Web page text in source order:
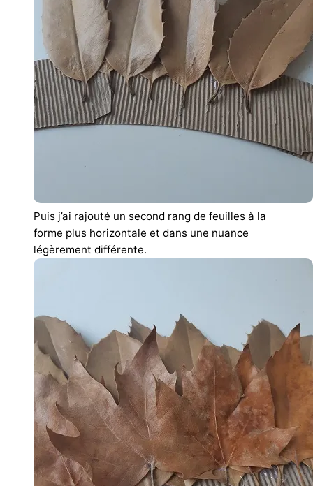
Puis j’ai rajouté un second rang de feuilles à la
forme plus horizontale et dans une nuance
légèrement différente.